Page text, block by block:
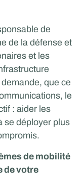
de
de la défense et
et les
que ce
le
: aider les
se déployer plus
de mobilité
de votre